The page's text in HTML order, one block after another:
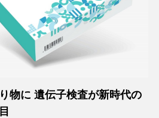
物に 遺伝子検査が新時代の